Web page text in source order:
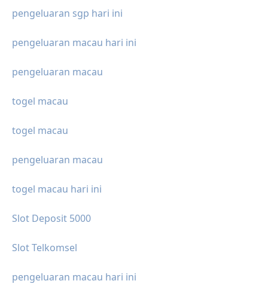
pengeluaran sgp hari ini
pengeluaran macau hari ini
pengeluaran macau
togel macau
togel macau
pengeluaran macau
togel macau hari ini
Slot Deposit 5000
Slot Telkomsel
pengeluaran macau hari ini